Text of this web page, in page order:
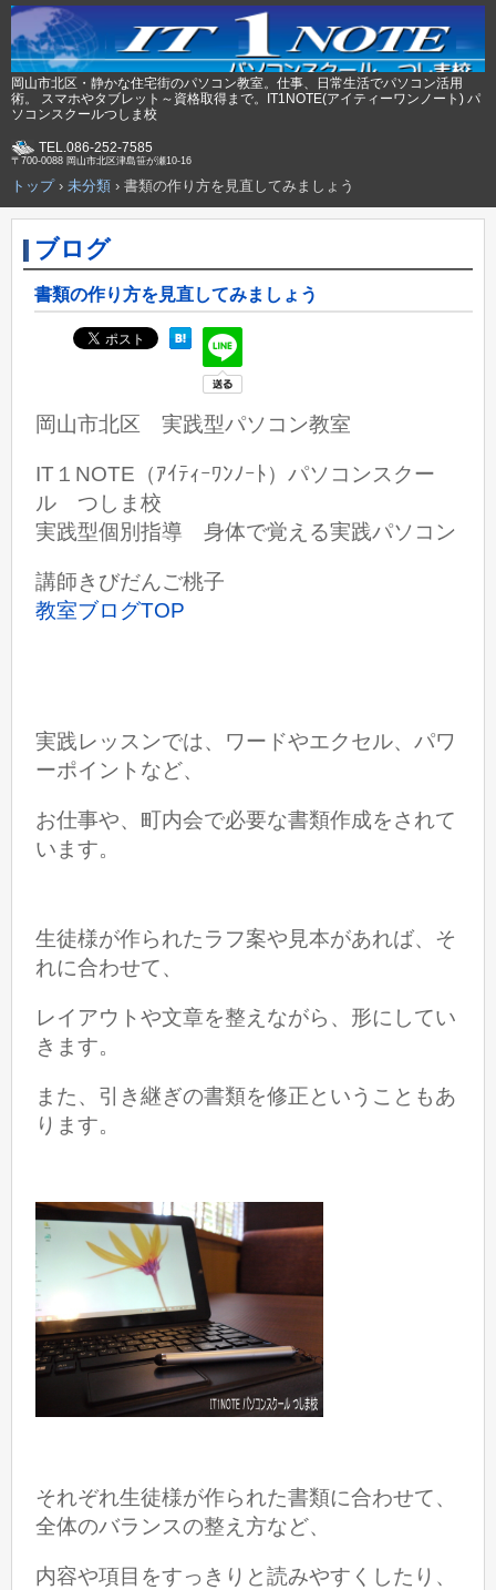
岡山市北区・静かな住宅街のパソコン教室。仕事、日常生活でパソコン活用
術。 スマホやタブレット～資格取得まで。IT1NOTE(アイティーワンノート) パ
ソコンスクールつしま校
TEL.086-252-7585
〒700-0088 岡山市北区津島笹が瀬10-16
トップ› 未分類 › 書類の作り方を見直してみましょう
ブログ
書類の作り方を見直してみましょう
岡山市北区 実践型パソコン教室
IT１NOTE（ｱｲﾃｨｰﾜﾝﾉｰﾄ）パソコンスクー
ル つしま校
実践型個別指導 身体で覚える実践パソコン
講師きびだんご桃子
教室ブログTOP
実践レッスンでは、ワードやエクセル、パワ
ーポイントなど、
お仕事や、町内会で必要な書類作成をされて
います。
生徒様が作られたラフ案や見本があれば、そ
れに合わせて、
レイアウトや文章を整えながら、形にしてい
きます。
また、引き継ぎの書類を修正ということもあ
ります。
それぞれ生徒様が作られた書類に合わせて、
全体のバランスの整え方など、
内容や項目をすっきりと読みやすくしたり、